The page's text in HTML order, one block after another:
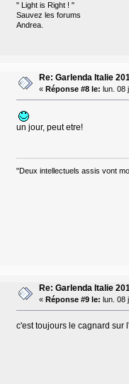
" Light is Right ! "
Sauvez les forums
Andrea.
Re: Garlenda Italie
« Réponse #8 le: lun. 08
un jour, peut etre!
"Deux intellectuels assis vont
Re: Garlenda Italie
« Réponse #9 le: lun. 08
c'est toujours le cagnard sur